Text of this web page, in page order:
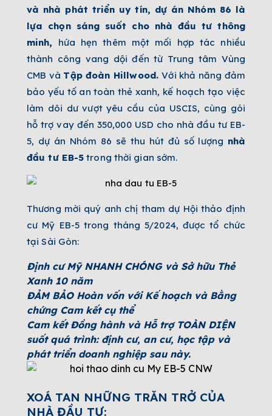
và nhà phát triển uy tín, dự án Nhóm 86 là
lựa chọn sáng suốt cho nhà đầu tư thông
minh, hứa hẹn thêm một mối hợp tác nhiều
thành công vang dội đến từ Trung tâm Vùng
CMB và Tập đoàn Hillwood.Với khả năng đảm
bảo yếu tố an toàn thẻ xanh, kế hoạch tạo việc
làm dôi dư vượt yêu cầu của USCIS, cùng gói
hỗ trợ vay đến 350,000 USD cho nhà đầu tư EB-
5, dự án Nhóm 86 sẽ thu hút đủ số lượng nhà
đầu tư EB-5 trong thời gian sớm.
Thương mời quý anh chị tham dự Hội thảo định
cư Mỹ EB-5 trong tháng 5/2024, được tổ chức
tại Sài Gòn:
Định cư Mỹ NHANH CHÓNG và Sở hữu Thẻ
Xanh 10 năm
ĐẢM BẢO Hoàn vốn với Kế hoạch và Bằng
chứng Cam kết cụ thể
Cam kết Đồng hành và Hỗ trợ TOÀN DIỆN
suốt quá trình: định cư, an cư, học tập và
phát triển doanh nghiệp sau này.
XOÁ TAN NHỮNG TRĂN TRỞ CỦA
NHÀ ĐẦU TƯ: